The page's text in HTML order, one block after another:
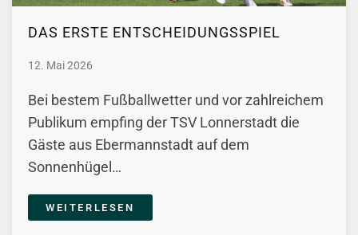
DAS ERSTE ENTSCHEIDUNGSSPIEL
12. Mai 2026
Bei bestem Fußballwetter und vor zahlreichem
Publikum empfing der TSV Lonnerstadt die
Gäste aus Ebermannstadt auf dem
Sonnenhügel…
WEITERLESEN